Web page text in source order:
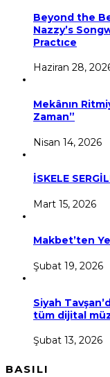
Beyond the
Nazzy’s
Practıce
Haziran 28,
Mekânın
Zaman”
Nisan 14, 2026
İSKELE
Mart 15, 2026
Makbet’ten
Şubat 19, 2026
Siyah
tüm dijital
Şubat 13, 2026
BASILI